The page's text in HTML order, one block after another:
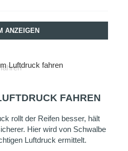
ANZEIGEN
Luftdruck fahren
FAHREN
rollt der Reifen besser, hält
Hier wird von Schwalbe
Luftdruck ermittelt.